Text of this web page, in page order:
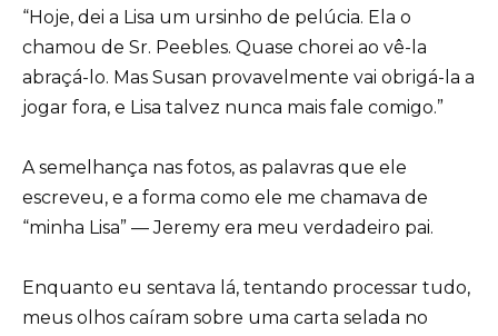
“Hoje, dei a Lisa um ursinho de pelúcia. Ela o
chamou de Sr. Peebles. Quase chorei ao vê-la
abraçá-lo. Mas Susan provavelmente vai obrigá-la a
jogar fora, e Lisa talvez nunca mais fale comigo.”
A semelhança nas fotos, as palavras que ele
escreveu, e a forma como ele me chamava de
“minha Lisa” — Jeremy era meu verdadeiro pai.
Enquanto eu sentava lá, tentando processar tudo,
meus olhos caíram sobre uma carta selada no